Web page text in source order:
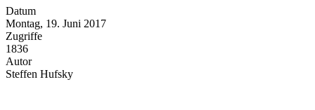
Datum
Montag, 19. Juni 2017
Zugriffe
1836
Autor
Steffen Hufsky